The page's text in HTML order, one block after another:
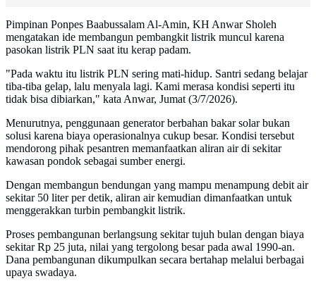
Pimpinan Ponpes Baabussalam Al-Amin, KH Anwar Sholeh
mengatakan ide membangun pembangkit listrik muncul karena
pasokan listrik PLN saat itu kerap padam.
"Pada waktu itu listrik PLN sering mati-hidup. Santri sedang belajar
tiba-tiba gelap, lalu menyala lagi. Kami merasa kondisi seperti itu
tidak bisa dibiarkan," kata Anwar, Jumat (3/7/2026).
Menurutnya, penggunaan generator berbahan bakar solar bukan
solusi karena biaya operasionalnya cukup besar. Kondisi tersebut
mendorong pihak pesantren memanfaatkan aliran air di sekitar
kawasan pondok sebagai sumber energi.
Dengan membangun bendungan yang mampu menampung debit air
sekitar 50 liter per detik, aliran air kemudian dimanfaatkan untuk
menggerakkan turbin pembangkit listrik.
Proses pembangunan berlangsung sekitar tujuh bulan dengan biaya
sekitar Rp 25 juta, nilai yang tergolong besar pada awal 1990-an.
Dana pembangunan dikumpulkan secara bertahap melalui berbagai
upaya swadaya.